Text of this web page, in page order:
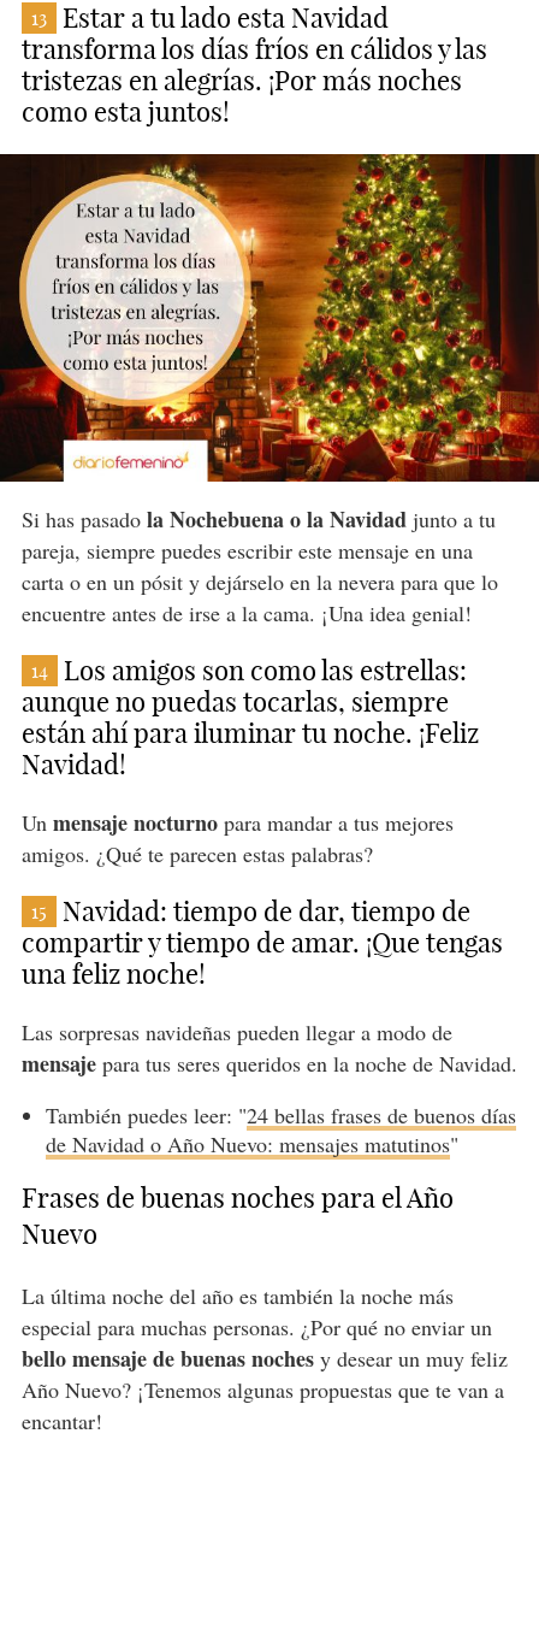
13
Estar a tu lado esta Navidad
transforma los días fríos en cálidos y las
tristezas en alegrías. ¡Por más noches
como esta juntos!
Si has pasado la Nochebuena o la Navidad junto a tu
pareja, siempre puedes escribir este mensaje en una
carta o en un pósit y dejárselo en la nevera para que lo
encuentre antes de irse a la cama. ¡Una idea genial!
14
Los amigos son como las estrellas:
aunque no puedas tocarlas, siempre
están ahí para iluminar tu noche. ¡Feliz
Navidad!
Un mensaje nocturnopara mandar a tus mejores
amigos. ¿Qué te parecen estas palabras?
15
Navidad: tiempo de dar, tiempo de
compartir y tiempo de amar. ¡Que tengas
una feliz noche!
Las sorpresas navideñas pueden llegar a modo de
mensajepara tus seres queridos en la noche de Navidad.
También puedes leer: "24 bellas frases de buenos días
de Navidad o Año Nuevo: mensajes matutinos"
Frases de buenas noches para el Año
Nuevo
La última noche del año es también la noche más
especial para muchas personas. ¿Por qué no enviar un
bello mensaje de buenas nochesy desear un muy feliz
Año Nuevo? ¡Tenemos algunas propuestas que te van a
encantar!